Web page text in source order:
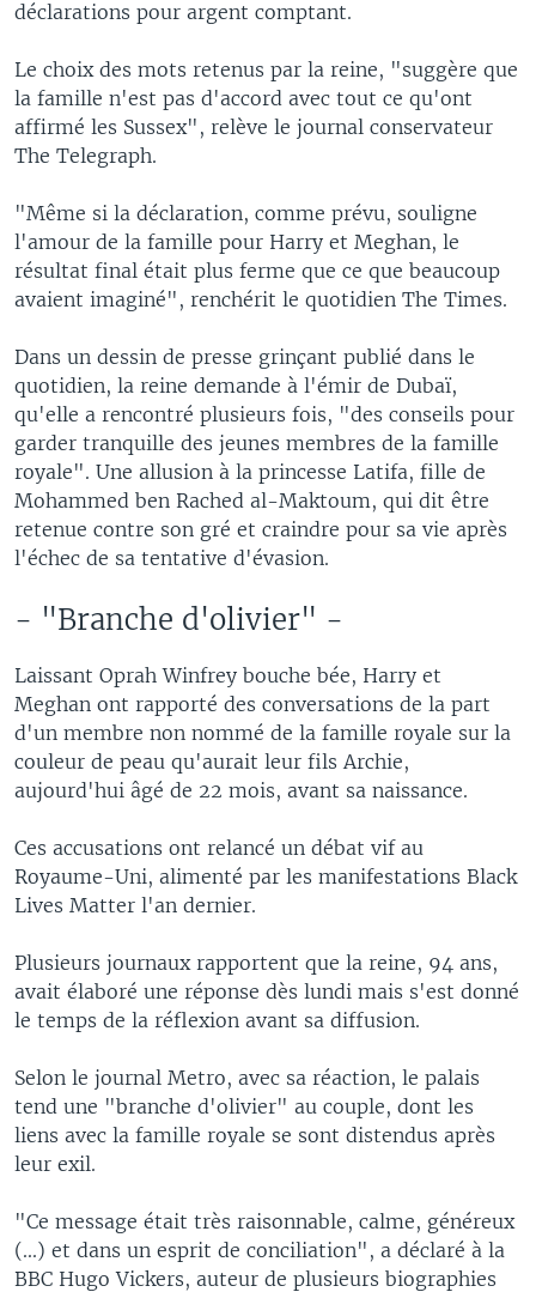
déclarations pour argent comptant.
Le choix des mots retenus par la reine, "suggère que
la famille n'est pas d'accord avec tout ce qu'ont
affirmé les Sussex", relève le journal conservateur
The Telegraph.
"Même si la déclaration, comme prévu, souligne
l'amour de la famille pour Harry et Meghan, le
résultat final était plus ferme que ce que beaucoup
avaient imaginé", renchérit le quotidien The Times.
Dans un dessin de presse grinçant publié dans le
quotidien, la reine demande à l'émir de Dubaï,
qu'elle a rencontré plusieurs fois, "des conseils pour
garder tranquille des jeunes membres de la famille
royale". Une allusion à la princesse Latifa, fille de
Mohammed ben Rached al-Maktoum, qui dit être
retenue contre son gré et craindre pour sa vie après
l'échec de sa tentative d'évasion.
- "Branche d'olivier" -
Laissant Oprah Winfrey bouche bée, Harry et
Meghan ont rapporté des conversations de la part
d'un membre non nommé de la famille royale sur la
couleur de peau qu'aurait leur fils Archie,
aujourd'hui âgé de 22 mois, avant sa naissance.
Ces accusations ont relancé un débat vif au
Royaume-Uni, alimenté par les manifestations Black
Lives Matter l'an dernier.
Plusieurs journaux rapportent que la reine, 94 ans,
avait élaboré une réponse dès lundi mais s'est donné
le temps de la réflexion avant sa diffusion.
Selon le journal Metro, avec sa réaction, le palais
tend une "branche d'olivier" au couple, dont les
liens avec la famille royale se sont distendus après
leur exil.
"Ce message était très raisonnable, calme, généreux
(...) et dans un esprit de conciliation", a déclaré à la
BBC Hugo Vickers, auteur de plusieurs biographies